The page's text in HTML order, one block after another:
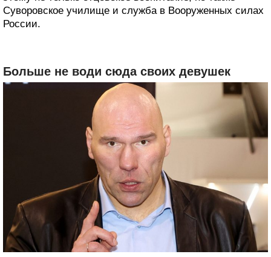
Суворовское училище и служба в Вооруженных силах
России.
Больше не води сюда своих девушек